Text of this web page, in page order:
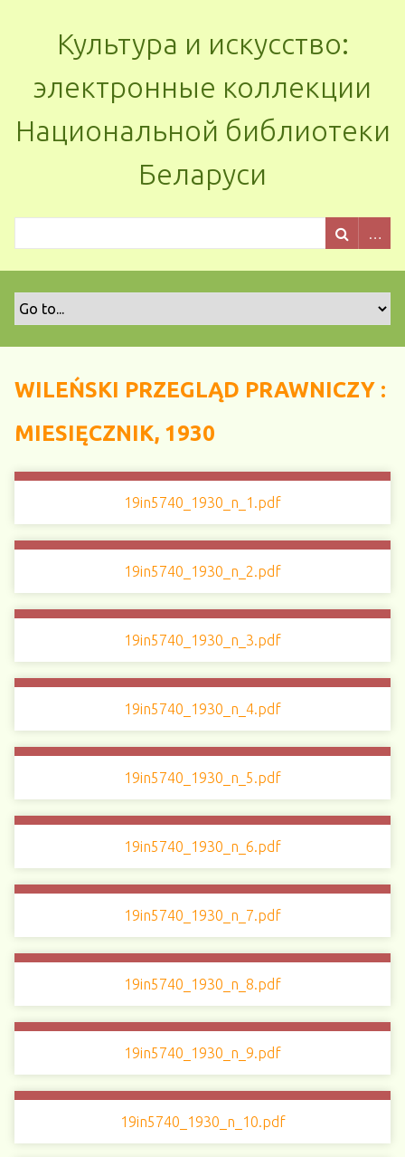
Культура и искусство:
электронные коллекции
Национальной библиотеки
Беларуси
WILEŃSKI PRZEGLĄD PRAWNICZY :
MIESIĘCZNIK, 1930
19in5740_1930_n_1.pdf
19in5740_1930_n_2.pdf
19in5740_1930_n_3.pdf
19in5740_1930_n_4.pdf
19in5740_1930_n_5.pdf
19in5740_1930_n_6.pdf
19in5740_1930_n_7.pdf
19in5740_1930_n_8.pdf
19in5740_1930_n_9.pdf
19in5740_1930_n_10.pdf